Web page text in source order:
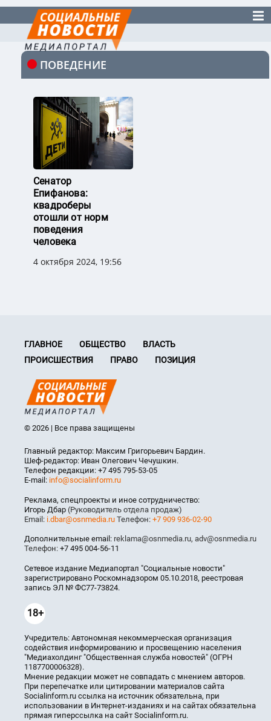
ПОВЕДЕНИЕ
Сенатор
Епифанова:
квадроберы
отошли от норм
поведения
человека
4 октября 2024, 19:56
ГЛАВНОЕ ОБЩЕСТВО
ВЛАСТЬ
ПРОИСШЕСТВИЯ
ПРАВО ПОЗИЦИЯ
© 2026 | Все права защищены
Главный редактор: Максим Григорьевич Бардин.
Шеф-редактор: Иван Олегович Чечушкин.
Телефон редакции: +7 495 795-53-05
E-mail: info@socialinform.ru
Реклама, спецпроекты и иное сотрудничество:
Игорь Дбар (Руководитель отдела продаж)
Email: i.dbar@osnmedia.ru Телефон: +7 909 936-02-90
Дополнительные email: reklama@osnmedia.ru, adv@osnmedia.ru
Телефон: +7 495 004-56-11
Сетевое издание Медиапортал "Социальные новости"
зарегистрировано Роскомнадзором 05.10.2018, реестровая
запись ЭЛ № ФС77-73824.
18+
Учредитель: Автономная некоммерческая организация
содействия информированию и просвещению населения
"Медиахолдинг "Общественная служба новостей" (ОГРН
1187700006328).
Мнение редакции может не совпадать с мнением авторов.
При перепечатке или цитировании материалов сайта
Socialinform.ru ссылка на источник обязательна, при
использовании в Интернет-изданиях и на сайтах обязательна
прямая гиперссылка на сайт Socialinform.ru.